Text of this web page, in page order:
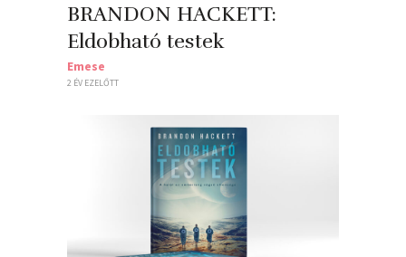
BRANDON HACKETT:
Eldobható testek
Emese
2 ÉV EZELŐTT